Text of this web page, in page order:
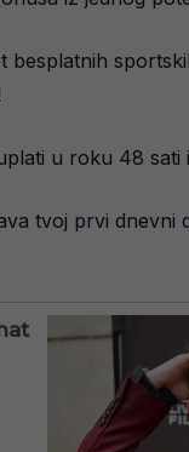
besplatnih
u roku 48 sati
tvoj prvi dnevni